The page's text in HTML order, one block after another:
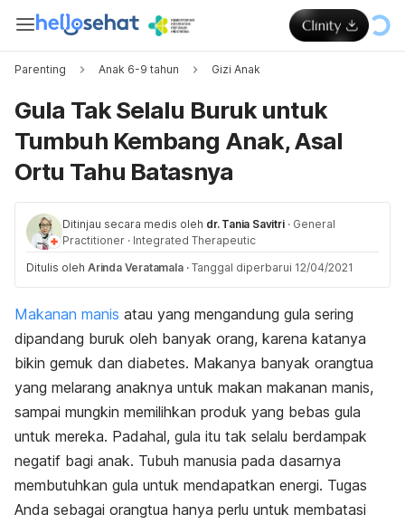
Parenting Anak 6-9 tahun Gizi Anak
Gula Tak Selalu Buruk untuk
Tumbuh Kembang Anak, Asal
Ortu Tahu Batasnya
Ditinjau secara medis oleh dr. Tania Savitri · General
Practitioner · Integrated Therapeutic
Ditulis oleh Arinda Veratamala · Tanggal diperbarui 12/04/2021
Makanan manis atau yang mengandung gula sering
dipandang buruk oleh banyak orang, karena katanya
bikin gemuk dan diabetes. Makanya banyak orangtua
yang melarang anaknya untuk makan makanan manis,
sampai mungkin memilihkan produk yang bebas gula
untuk mereka. Padahal, gula itu tak selalu berdampak
negatif bagi anak. Tubuh manusia pada dasarnya
membutuhkan gula untuk mendapatkan energi. Tugas
Anda sebagai orangtua hanya perlu untuk membatasi